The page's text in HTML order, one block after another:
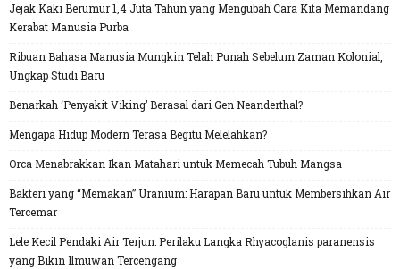
Jejak Kaki Berumur 1,4 Juta Tahun yang Mengubah Cara Kita Memandang
Kerabat Manusia Purba
Ribuan Bahasa Manusia Mungkin Telah Punah Sebelum Zaman Kolonial,
Ungkap Studi Baru
Benarkah ‘Penyakit Viking’ Berasal dari Gen Neanderthal?
Mengapa Hidup Modern Terasa Begitu Melelahkan?
Orca Menabrakkan Ikan Matahari untuk Memecah Tubuh Mangsa
Bakteri yang “Memakan” Uranium: Harapan Baru untuk Membersihkan Air
Tercemar
Lele Kecil Pendaki Air Terjun: Perilaku Langka Rhyacoglanis paranensis
yang Bikin Ilmuwan Tercengang